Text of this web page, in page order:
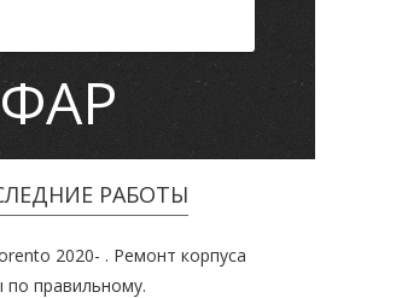
РАБОТЫ
2020- . Ремонт корпуса
правильному.